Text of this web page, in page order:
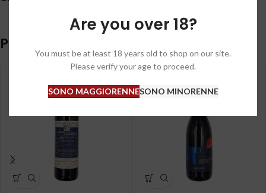
Are you over 18?
You must be at least 18 years old to shop on our site.
Please verify your age to proceed.
SONO MAGGIORENNESONO MINORENNE
Prodotti correlati